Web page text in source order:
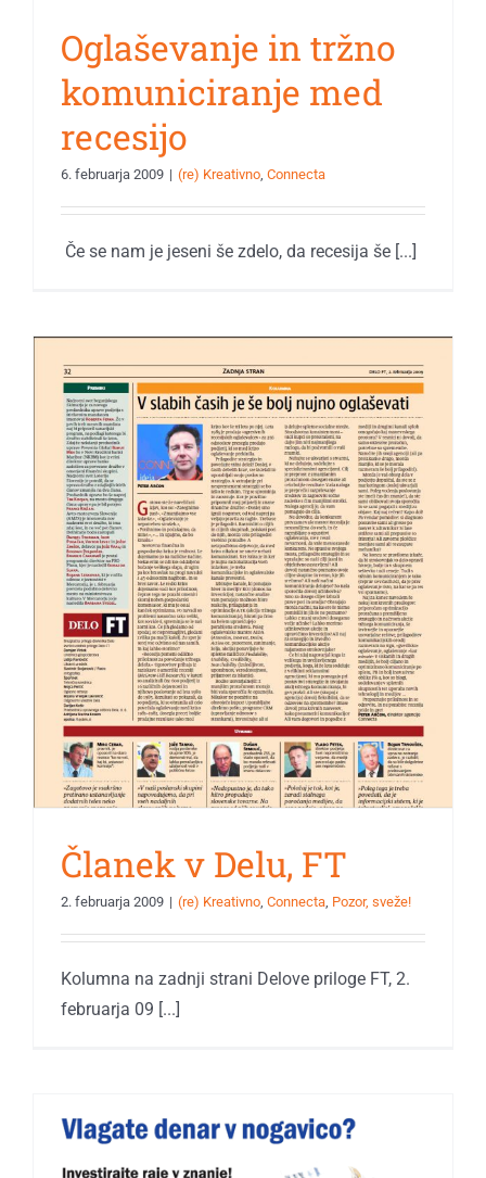
Oglaševanje in tržno
komuniciranje med
recesijo
6. februarja 2009 | (re) Kreativno Connecta
Če se nam je jeseni še zdelo, da recesija še [...]
Članek v Delu, FT
2. februarja 2009 | (re) Kreativno, Connecta, Pozor, sveže!
Kolumna na zadnji strani Delove priloge FT, 2.
februarja 09 [...]